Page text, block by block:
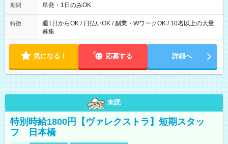
期間 単発・1日のみOK
特徴
週1日からOK / 日払いOK / 副業・WワークOK / 10名以上の大量
募集
気になる！ 応募する 詳細へ
未読
特別時給1800円【ヴァレクストラ】短期スタッ
フ 日本橋